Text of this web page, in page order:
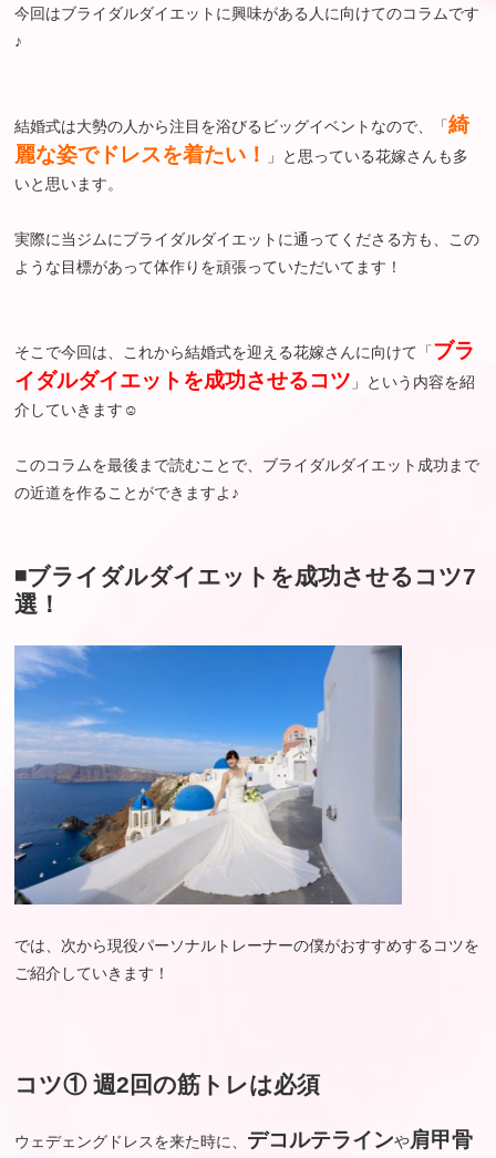
今回はブライダルダイエットに興味がある人に向けてのコラムです
♪
結婚式は大勢の人から注目を浴びるビッグイベントなので、「綺
麗な姿でドレスを着たい！
」と思っている花嫁さんも多
いと思います。
実際に当ジムにブライダルダイエットに通ってくださる方も、この
ような目標があって体作りを頑張っていただいてます！
そこで今回は、これから結婚式を迎える花嫁さんに向けて「ブラ
イダルダイエットを成功させるコツ 」という内容を紹
介していきます☺︎
このコラムを最後まで読むことで、ブライダルダイエット成功まで
の近道を作ることができますよ♪
◾️ブライダルダイエットを成功させるコツ7
選！
では、次から現役パーソナルトレーナーの僕がおすすめするコツを
ご紹介していきます！
コツ① 週2回の筋トレは必須
ウェデェングドレスを来た時に、 デコルテラインや肩甲骨